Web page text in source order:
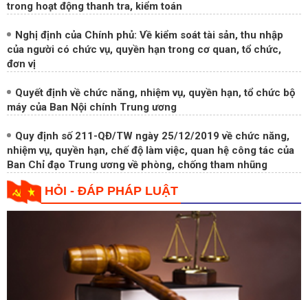
về kiểm soát quyền lực, phòng, chống tham nhũng, tiêu cực
trong hoạt động thanh tra, kiểm toán
Nghị định của Chính phủ: Về kiểm soát tài sản, thu nhập
đơn vị
máy của Ban Nội chính Trung ương
Quy định số 211-QĐ/TW ngày 25/12/2019 về chức năng,
nhiệm vụ, quyền hạn, chế độ làm việc, quan hệ công tác của
Ban Chỉ đạo Trung ương về phòng, chống tham nhũng
HỎI - ĐÁP PHÁP LUẬT